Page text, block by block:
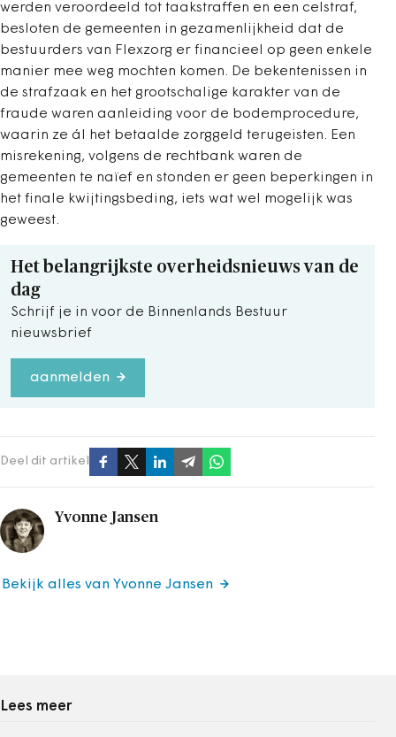
werden veroordeeld tot taakstraffen en een celstraf,
besloten de gemeenten in gezamenlijkheid dat de
bestuurders van Flexzorg er financieel op geen enkele
manier mee weg mochten komen. De bekentenissen in
de strafzaak en het grootschalige karakter van de
fraude waren aanleiding voor de bodemprocedure,
waarin ze ál het betaalde zorggeld terugeisten. Een
misrekening, volgens de rechtbank waren de
gemeenten te naïef en stonden er geen beperkingen in
het finale kwijtingsbeding, iets wat wel mogelijk was
geweest.
Het belangrijkste overheidsnieuws van de
dag
Schrijf je in voor de Binnenlands Bestuur
nieuwsbrief
aanmelden
Deel dit artikel
Yvonne Jansen
Bekijk alles van Yvonne Jansen
Lees meer